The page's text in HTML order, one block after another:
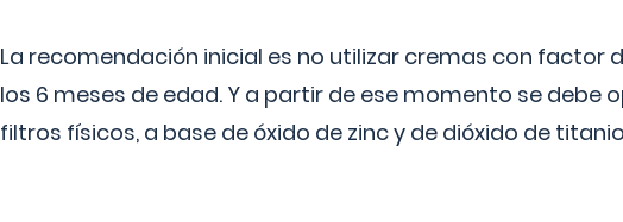
La recomendación inicial es no utilizar cremas con factor
los 6 meses de edad. Y a partir de ese momento se debe
filtros físicos, a base de óxido de zinc y de dióxido de